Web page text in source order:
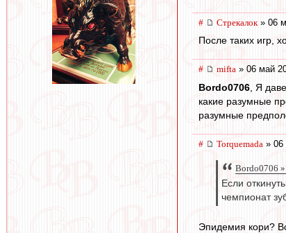
# Стрекалок » 06
После таких игр,
# mifta » 06 май
Bordo0706 , Я
какие разумные
разумные
# Torquemada » 06
Bordo0706
Если
чемпионат
Эпидемия кори?